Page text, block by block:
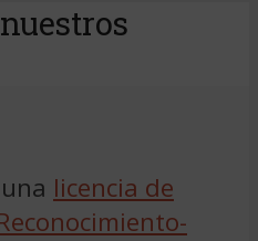
licencia de